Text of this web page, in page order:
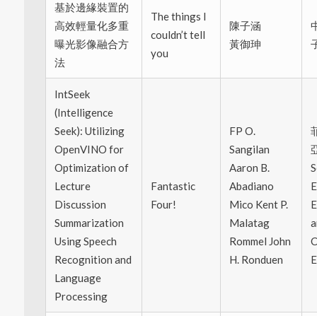
基於邊緣裝置的
高效輕量化多重
曝光影像融合方
法
The things I
couldn’t tell
you
陳子涵
黃御珅
IntSeek
(Intelligence
Seek): Utilizing
OpenVINO for
Optimization of
Lecture
Discussion
Summarization
Using Speech
Recognition and
Language
Processing
Fantastic
Four!
FP O.
Sangilan
Aaron B.
Abadiano
Mico Kent P.
Malatag
Rommel John
H. Ronduen